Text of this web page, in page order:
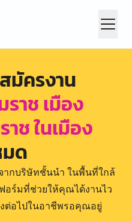
มัครงาน
าช เมือง
ช ในเมือง
ด
กบริษัทชั้นนำ ในพื้นที่ใกล้
อร์มที่ช่วยให้คุณได้งานไว
งต่อไปในอาชีพรอคุณอยู่